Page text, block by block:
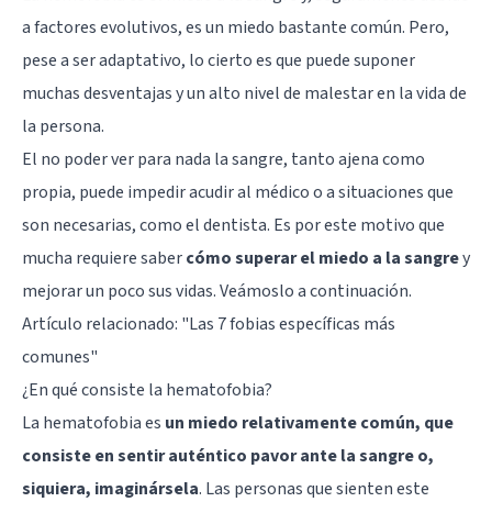
a factores evolutivos, es un miedo bastante común. Pero,
pese a ser adaptativo, lo cierto es que puede suponer
muchas desventajas y un alto nivel de malestar en la vida de
la persona.
El no poder ver para nada la sangre, tanto ajena como
propia, puede impedir acudir al médico o a situaciones que
son necesarias, como el dentista. Es por este motivo que
mucha requiere sabercómo superar el miedo a la sangrey
mejorar un poco sus vidas. Veámoslo a continuación.
Artículo relacionado: "Las 7 fobias específicas más
comunes"
¿En qué consiste la hematofobia?
La hematofobia es un miedo relativamente común, que
consiste en sentir auténtico pavor ante la sangre o,
siquiera, imaginársela. Las personas que sienten este